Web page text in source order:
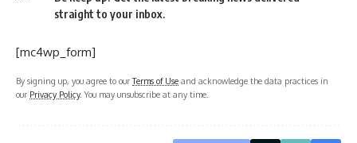
straight to your inbox.
[mc4wp_form]
By signing up, you agree to ourTerms of Use and acknowledge the data practices in
our Privacy Policy. You may unsubscribe at any time.